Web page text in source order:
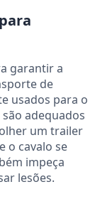
garantir a
de
usados para o
adequados
um trailer
o cavalo se
impeça
lesões.